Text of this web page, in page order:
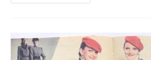
ფოთლისმჭამელები